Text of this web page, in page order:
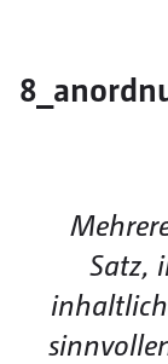
Satz,